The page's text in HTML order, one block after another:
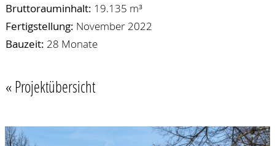
Bruttorauminhalt: 19.135 m³
Fertigstellung: November 2022
Bauzeit: 28 Monate
« Projektübersicht